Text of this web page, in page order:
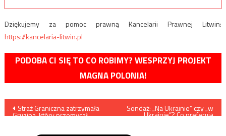
Dziękujemy za pomoc prawną Kancelarii Prawnej Litwin:
https://kancelaria-litwin.pl
PODOBA CI SIĘ TO CO ROBIMY? WESPRZYJ PROJEKT
MAGNA POLONIA!
Nawigacja
Straż Graniczna zatrzymała
Gruzina, który przemycał
Sondaż: „Na Ukrainie” czy „w
Ukrainie”? Co preferują